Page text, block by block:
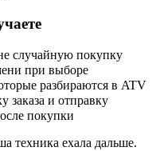
случайную покупку
при выборе
разбираются в ATV
заказа и отправку
покупки
техника ехала дальше.